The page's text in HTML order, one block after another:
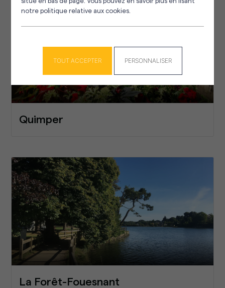
notre politique relative aux cookies.
TOUT ACCEPTER PERSONNALISER
Quimper
La Forêt-Fouesnant